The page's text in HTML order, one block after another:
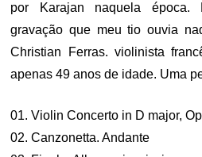
por Karajan naquela época.
gravação que meu tio ouvia
Christian Ferras. violinista
apenas 49 anos de idade. Uma
01. Violin Concerto in D major,
02. Canzonetta. Andante